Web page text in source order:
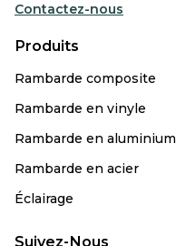
Contactez-nous
Produits
Rambarde composite
Rambarde en vinyle
Rambarde en aluminium
Rambarde en acier
Éclairage
Suivez-Nous